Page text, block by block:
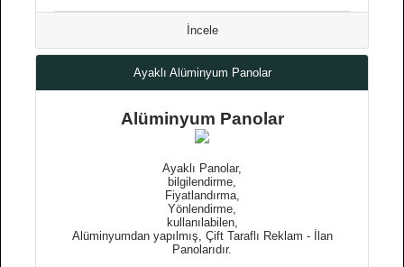
İncele
Ayaklı Alüminyum Panolar
Alüminyum Panolar
Ayaklı Panolar,
bilgilendirme,
Fiyatlandırma,
Yönlendirme,
kullanılabilen,
Alüminyumdan yapılmış, Çift Taraflı Reklam - İlan
Panolarıdır.